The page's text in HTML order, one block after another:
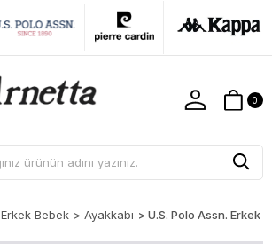
0
Erkek Bebek > Ayakkabı > U.S. Polo Assn. Erkek